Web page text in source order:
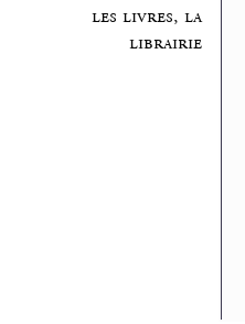
les livres, la
librairie